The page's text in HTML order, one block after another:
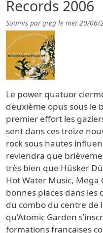
Records 2006
Soumis pargreg le mer 20/06/
Le power quatuor
deuxième opus sous le
premier effort les
sent dans ces treize
rock sous hautes
reviendra que
très bien que Hüsker
Hot Water Music, Mega
bonnes places dans les
du combo du centre de
qu’Atomic Garden
formations françaises